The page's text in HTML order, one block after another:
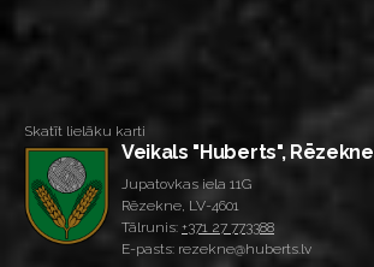
Skatīt lielāku karti
Veikals "Huberts", Rēzekne
Jupatovkas iela 11G
Rēzekne, LV-4601
Tālrunis: +371 27 773388
E-pasts: rezekne@huberts.lv